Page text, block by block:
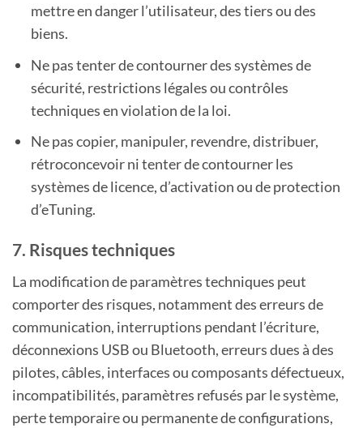
mettre en danger l’utilisateur, des tiers ou des
biens.
Ne pas tenter de contourner des systèmes de
sécurité, restrictions légales ou contrôles
techniques en violation de la loi.
Ne pas copier, manipuler, revendre, distribuer,
rétroconcevoir ni tenter de contourner les
systèmes de licence, d’activation ou de protection
d’eTuning.
7. Risques techniques
La modification de paramètres techniques peut
comporter des risques, notamment des erreurs de
communication, interruptions pendant l’écriture,
déconnexions USB ou Bluetooth, erreurs dues à des
pilotes, câbles, interfaces ou composants défectueux,
incompatibilités, paramètres refusés par le système,
perte temporaire ou permanente de configurations,